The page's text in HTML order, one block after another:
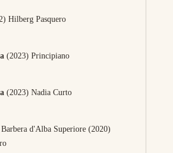
Hilberg Pasquero
(2023) Principiano
(2023) Nadia Curto
Barbera d'Alba Superiore (2020)